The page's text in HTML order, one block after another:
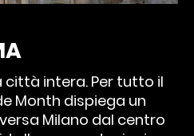
città intera. Per tutto il
Month dispiega un
Milano dal centro